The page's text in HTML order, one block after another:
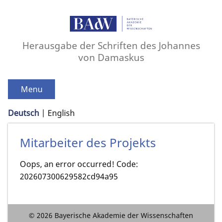
Herausgabe der Schriften des Johannes
von Damaskus
Menu
Deutsch English
Mitarbeiter des Projekts
Oops, an error occurred! Code:
202607300629582cd94a95
© 2026 Bayerische Akademie der Wissenschaften